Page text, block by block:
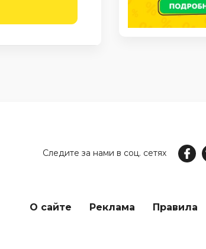
Следите за нами в соц. сетях
О сайте Реклама Правила